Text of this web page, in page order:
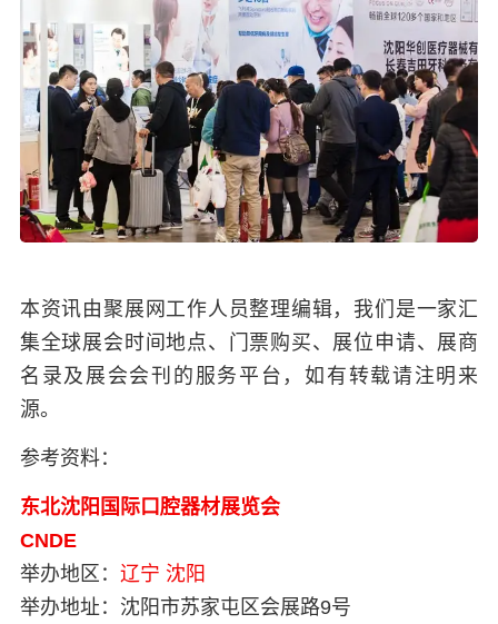
本资讯由聚展网工作人员整理编辑，我们是一家汇
集全球展会时间地点、门票购买、展位申请、展商
名录及展会会刊的服务平台，如有转载请注明来
源。
参考资料：
东北沈阳国际口腔器材展览会
CNDE
举办地区： 辽宁 沈阳
举办地址： 沈阳市苏家屯区会展路9号